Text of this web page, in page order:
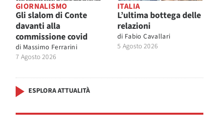
GIORNALISMO
Gli slalom di Conte
davanti alla
commissione covid
di Massimo Ferrarini
7 Agosto 2026
ITALIA
L’ultima bottega delle
relazioni
di Fabio Cavallari
5 Agosto 2026
ESPLORA ATTUALITÀ